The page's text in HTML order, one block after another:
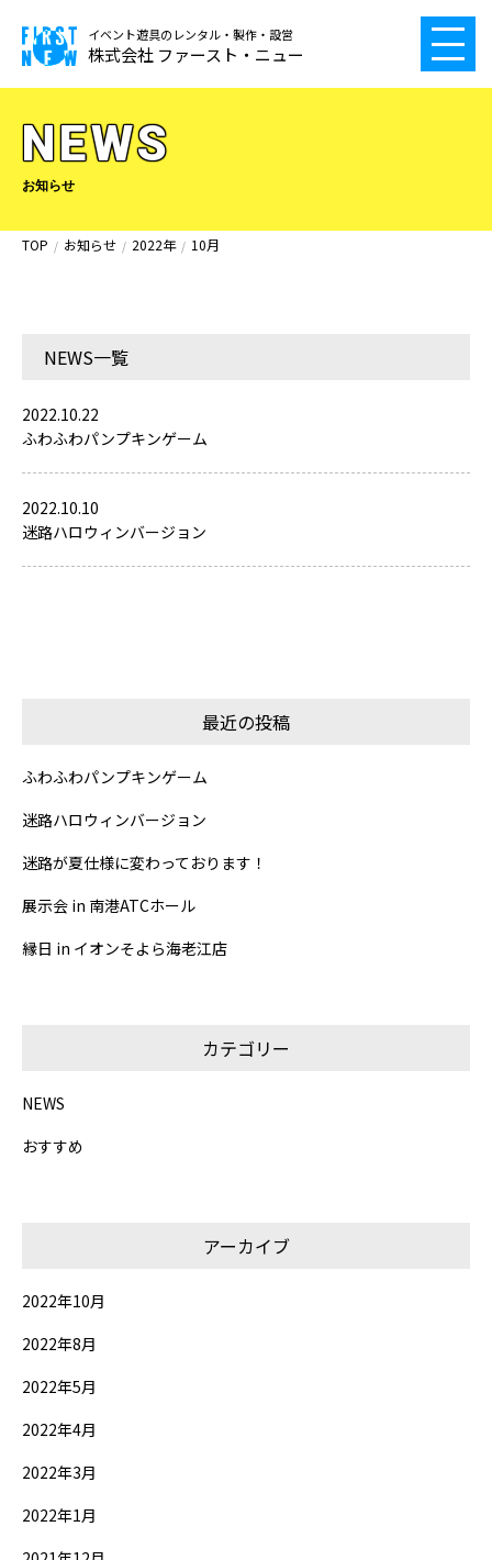
イベント遊具のレンタル・製作・設営
株式会社 ファースト・ニュー
NEWS
お知らせ
TOP お知らせ 2022年 10月
NEWS一覧
2022.10.22
ふわふわパンプキンゲーム
2022.10.10
迷路ハロウィンバージョン
最近の投稿
ふわふわパンプキンゲーム
迷路ハロウィンバージョン
迷路が夏仕様に変わっております！
展示会 in 南港ATCホール
縁日 in イオンそよら海老江店
カテゴリー
NEWS
おすすめ
アーカイブ
2022年10月
2022年8月
2022年5月
2022年4月
2022年3月
2022年1月